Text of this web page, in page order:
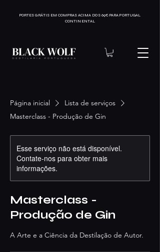
PORTES GRÁTIS EM COMPRAS ACIMA DOS 69€ PARA PORTUGAL
CONTINENTAL
Página inicial
Lista de serviços
Masterclass - Produção de Gin
Esse serviço não está disponível.
Contate-nos para obter mais
informações.
Masterclass -
Produção de Gin
A Arte e a Ciência da Destilação de Autor.